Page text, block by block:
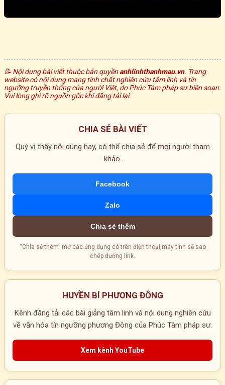
📝 Nội dung bài viết thuộc bản quyền anhlinhthanhmau.vn. Trang
website có nội dung mang tính chất nghiên cứu tâm linh và tín
ngưỡng truyền thống của người Việt, do Phúc Tâm pháp sư biên soạn.
Vui lòng ghi rõ nguồn gốc khi đăng tải lại.
CHIA SẺ BÀI VIẾT
Quý vị thấy nội dung hay, có thể chia sẻ để mọi người tham
khảo.
Facebook
Zalo
Chia sẻ thêm
“Chia sẻ thêm” mở các ứng dụng có trên điện thoại,máy tính sẽ sao
chép đường link.
HUYỀN BÍ PHƯƠNG ĐÔNG
Kênh đăng tải các bài giảng tâm linh và nội dung nghiên cứu
về văn hóa tín ngưỡng phương Đông của Phúc Tâm pháp sư.
Xem kênh YouTube